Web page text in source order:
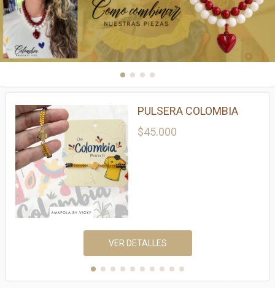
PULSERA COLOMBIA
$45.000
VER DETALLES